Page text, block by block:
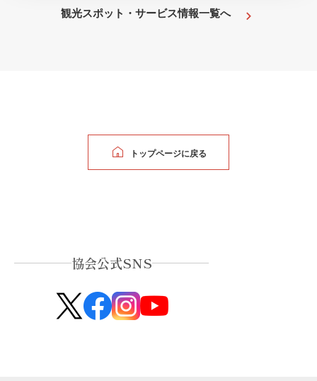
観光スポット・サービス情報一覧へ
トップページに戻る
協会公式SNS